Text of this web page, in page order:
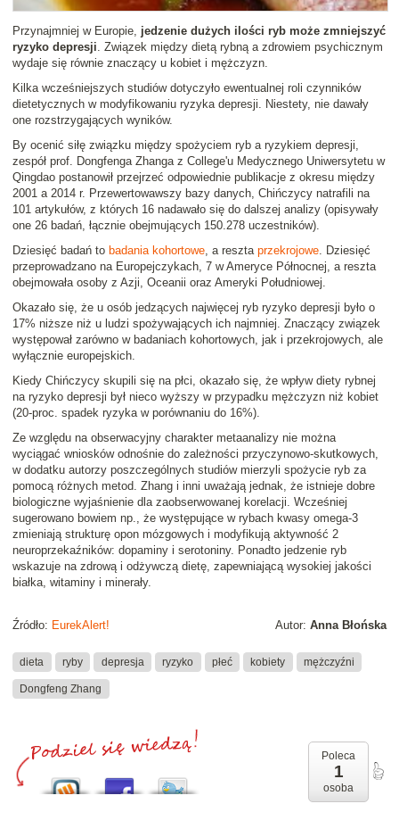
Przynajmniej w Europie, jedzenie dużych ilości ryb może zmniejszyć
ryzyko depresji. Związek między dietą rybną a zdrowiem psychicznym
wydaje się równie znaczący u kobiet i mężczyzn.
Kilka wcześniejszych studiów dotyczyło ewentualnej roli czynników
dietetycznych w modyfikowaniu ryzyka depresji. Niestety, nie dawały
one rozstrzygających wyników.
By ocenić siłę związku między spożyciem ryb a ryzykiem depresji,
zespół prof. Dongfenga Zhanga z College'u Medycznego Uniwersytetu w
Qingdao postanowił przejrzeć odpowiednie publikacje z okresu między
2001 a 2014 r. Przewertowawszy bazy danych, Chińczycy natrafili na
101 artykułów, z których 16 nadawało się do dalszej analizy (opisywały
one 26 badań, łącznie obejmujących 150.278 uczestników).
Dziesięć badań to badania kohortowe, a reszta przekrojowe. Dziesięć
przeprowadzano na Europejczykach, 7 w Ameryce Północnej, a reszta
obejmowała osoby z Azji, Oceanii oraz Ameryki Południowej.
Okazało się, że u osób jedzących najwięcej ryb ryzyko depresji było o
17% niższe niż u ludzi spożywających ich najmniej. Znaczący związek
występował zarówno w badaniach kohortowych, jak i przekrojowych, ale
wyłącznie europejskich.
Kiedy Chińczycy skupili się na płci, okazało się, że wpływ diety rybnej
na ryzyko depresji był nieco wyższy w przypadku mężczyzn niż kobiet
(20-proc. spadek ryzyka w porównaniu do 16%).
Ze względu na obserwacyjny charakter metaanalizy nie można
wyciągać wniosków odnośnie do zależności przyczynowo-skutkowych,
w dodatku autorzy poszczególnych studiów mierzyli spożycie ryb za
pomocą różnych metod. Zhang i inni uważają jednak, że istnieje dobre
biologiczne wyjaśnienie dla zaobserwowanej korelacji. Wcześniej
sugerowano bowiem np., że występujące w rybach kwasy omega-3
zmieniają strukturę opon mózgowych i modyfikują aktywność 2
neuroprzekaźników: dopaminy i serotoniny. Ponadto jedzenie ryb
wskazuje na zdrową i odżywczą dietę, zapewniającą wysokiej jakości
białka, witaminy i minerały.
Autor: Anna Błońska
Źródło: EurekAlert!
dieta ryby depresja ryzyko płeć kobiety mężczyźni
Dongfeng Zhang
Poleca
1
osoba